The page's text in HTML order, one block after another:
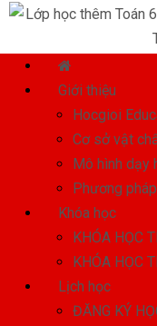
Giới thiệu
Hocgioi
Cơ sở vật
Mô hình dạy
Phương
Khóa học
KHÓA HỌC
KHÓA HỌC
Lịch học
ĐĂNG KÝ